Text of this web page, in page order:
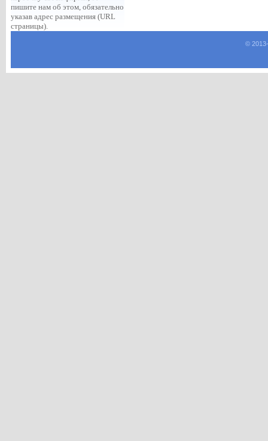
пишите нам об этом, обязательно
указав адрес размещения (URL
страницы).
© 2013-